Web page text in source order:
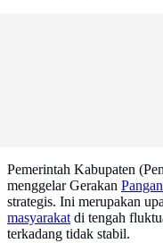
Pemerintah Kabupaten
menggelar Gerakan
strategis. Ini merupakan
masyarakatdi tengah
terkadang tidak stabil.